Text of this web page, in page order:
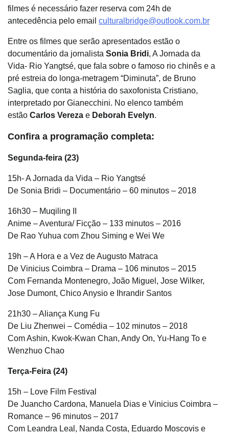
filmes é necessário fazer reserva com 24h de
antecedência pelo email culturalbridge@outlook.com.br
Entre os filmes que serão apresentados estão o
documentário da jornalista Sonia Bridi, A Jornada da
Vida- Rio Yangtsé, que fala sobre o famoso rio chinês e a
pré estreia do longa-metragem “Diminuta”, de Bruno
Saglia, que conta a história do saxofonista Cristiano,
interpretado por Gianecchini. No elenco também
estão Carlos Vereza e Deborah Evelyn.
Confira a programação completa:
Segunda-feira (23)
15h- A Jornada da Vida – Rio Yangtsé
De Sonia Bridi – Documentário – 60 minutos – 2018
16h30 – Muqiling II
Anime – Aventura/ Ficção – 133 minutos – 2016
De Rao Yuhua com Zhou Siming e Wei We
19h – A Hora e a Vez de Augusto Matraca
De Vinicius Coimbra – Drama – 106 minutos – 2015
Com Fernanda Montenegro, João Miguel, Jose Wilker,
Jose Dumont, Chico Anysio e Ihrandir Santos
21h30 – Aliança Kung Fu
De Liu Zhenwei – Comédia – 102 minutos – 2018
Com Ashin, Kwok-Kwan Chan, Andy On, Yu-Hang To e
Wenzhuo Chao
Terça-Feira (24)
15h – Love Film Festival
De Juancho Cardona, Manuela Dias e Vinicius Coimbra –
Romance – 96 minutos – 2017
Com Leandra Leal, Nanda Costa, Eduardo Moscovis e